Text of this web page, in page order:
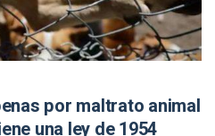
por maltrato animal
una ley de 1954